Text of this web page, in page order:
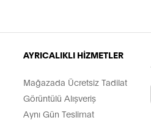
AYRICALIKLI HİZMETLER
Mağazada Ücretsiz Tadilat
Görüntülü Alışveriş
Aynı Gün Teslimat